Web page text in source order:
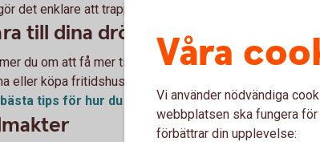
det enklare att trappa ner. Kolla med din chef eller HR-
till dina drömmar
du om att få mer tid till resor, din hobby och familj?
eller köpa fritidshus. Sätt mål för dina drömmar och gör
tips för hur du gör en budget.
Våra
Vi använder nödvändiga
webbplatsen ska fungera
förbättrar din upplevelse: